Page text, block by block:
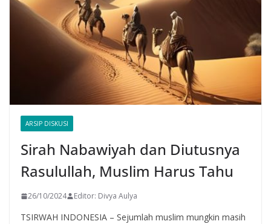
ARSIP DISKUSI
Sirah Nabawiyah dan Diutusnya
Rasulullah, Muslim Harus Tahu
26/10/2024 Editor: Divya Aulya
TSIRWAH INDONESIA – Sejumlah muslim mungkin masih